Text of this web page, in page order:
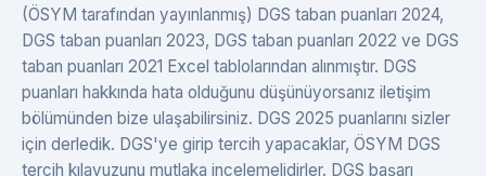
(ÖSYM tarafından yayınlanmış) DGS taban puanları 2024,
DGS taban puanları 2023, DGS taban puanları 2022 ve DGS
taban puanları 2021 Excel tablolarından alınmıştır. DGS
puanları hakkında hata olduğunu düşünüyorsanız iletişim
bölümünden bize ulaşabilirsiniz. DGS 2025 puanlarını sizler
için derledik. DGS'ye girip tercih yapacaklar, ÖSYM DGS
tercih kılavuzunu mutlaka incelemelidirler. DGS başarı